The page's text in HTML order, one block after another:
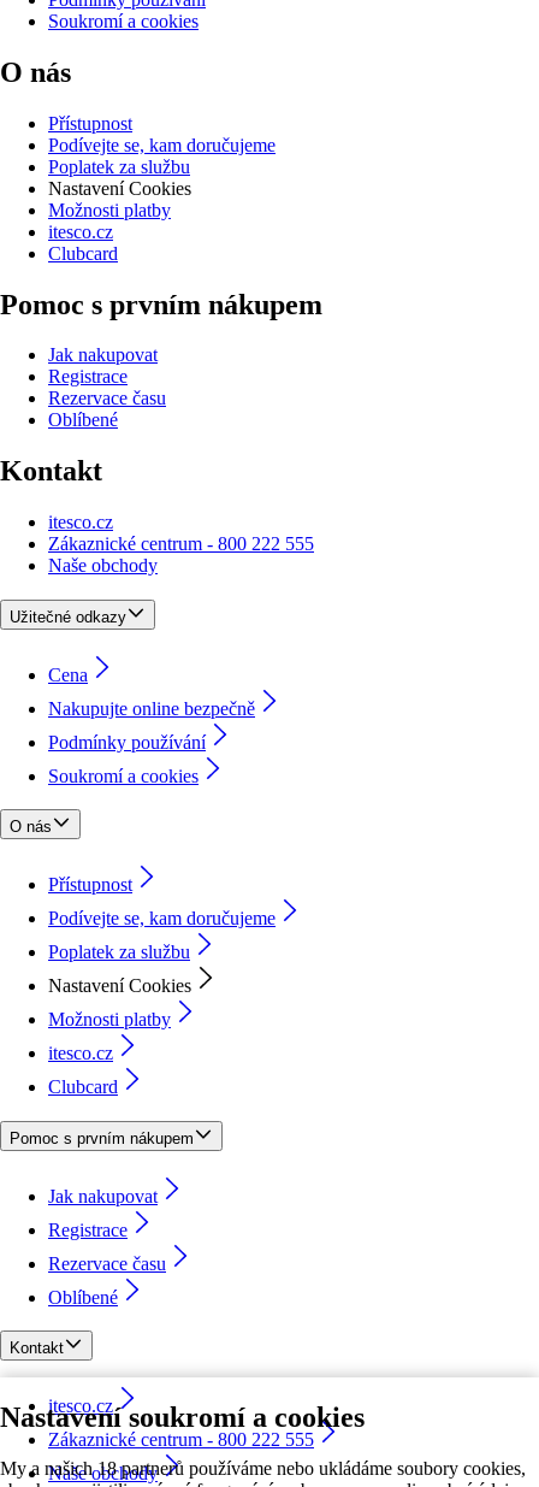
Nastavení soukromí a cookies
My a našich 18 partnerů používáme nebo ukládáme soubory cookies,
Soukromí a cookies
O nás
Přístupnost
Podívejte se, kam doručujeme
Poplatek za službu
Nastavení Cookies
Možnosti platby
itesco.cz
Clubcard
Pomoc s prvním nákupem
Jak nakupovat
Registrace
Rezervace času
Oblíbené
Kontakt
itesco.cz
Zákaznické centrum - 800 222 555
Naše obchody
Užitečné odkazy
Cena
Nakupujte online bezpečně
Podmínky používání
Soukromí a cookies
O nás
Přístupnost
Podívejte se, kam doručujeme
Poplatek za službu
Nastavení Cookies
Možnosti platby
itesco.cz
Clubcard
Pomoc s prvním nákupem
Jak nakupovat
Registrace
Rezervace času
Oblíbené
Kontakt
itesco.cz
Zákaznické centrum - 800 222 555
Naše obchody